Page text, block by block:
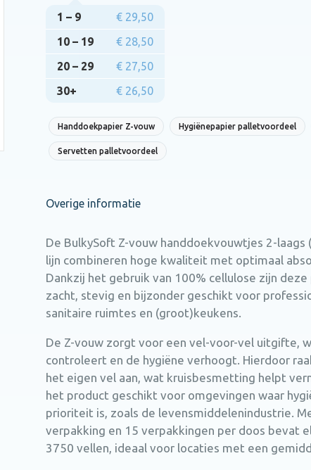
1 – 9
€ 29,50
10 – 19
€ 28,50
20 – 29
€ 27,50
30+
€ 26,50
Handdoekpapier Z-vouw Hygiënepapier palletvoordeel
Servetten palletvoordeel
Overige informatie
De BulkySoft Z-vouw handdoekvouwtjes 2-laags
lijn combineren hoge kwaliteit met optimaal
Dankzij het gebruik van 100% cellulose zijn
zacht, stevig en bijzonder geschikt voor
sanitaire ruimtes en (groot)keukens.
De Z-vouw zorgt voor een vel-voor-vel uitgifte,
controleert en de hygiëne verhoogt. Hierdoor
het eigen vel aan, wat kruisbesmetting helpt
het product geschikt voor omgevingen waar
prioriteit is, zoals de levensmiddelenindustrie.
verpakking en 15 verpakkingen per doos bevat
3750 vellen, ideaal voor locaties met een